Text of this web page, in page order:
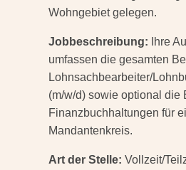
Wohngebiet gelegen.
Jobbeschreibung:
Ihre
umfassen die gesamten
Lohnsachbearbeiter/
(m/w/d) sowie optional die
Finanzbuchhaltungen für
Mandantenkreis.
Art der Stelle: Vollzeit/